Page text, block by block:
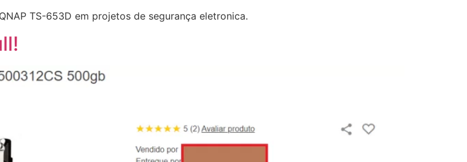
TS-653D em projetos de segurança eletronica.